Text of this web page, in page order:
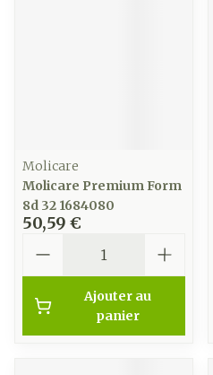
Molicare
Molicare Premium Form
8d 32 1684080
50,59 €
Ajouter au
panier